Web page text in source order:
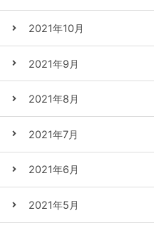
2021年10月
2021年9月
2021年8月
2021年7月
2021年6月
2021年5月